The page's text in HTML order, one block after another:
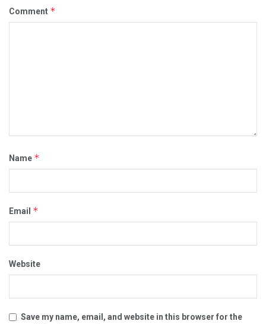
Comment *
Name *
Email *
Website
Save my name, email, and website in this browser for the